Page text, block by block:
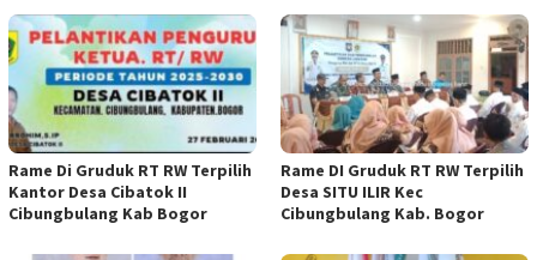
Rame Di Gruduk RT RW Terpilih
Kantor Desa Cibatok II
Cibungbulang Kab Bogor
Rame DI Gruduk RT RW Terpilih
Desa SITU ILIR Kec
Cibungbulang Kab. Bogor